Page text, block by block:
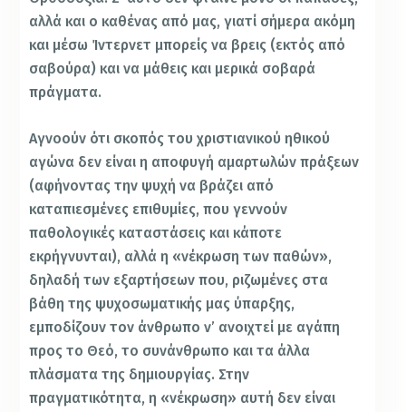
αλλά και ο καθένας από μας, γιατί σήμερα ακόμη
και μέσω Ίντερνετ μπορείς να βρεις (εκτός από
σαβούρα) και να μάθεις και μερικά σοβαρά
πράγματα.
Αγνοούν ότι σκοπός του χριστιανικού ηθικού
αγώνα δεν είναι η αποφυγή αμαρτωλών πράξεων
(αφήνοντας την ψυχή να βράζει από
καταπιεσμένες επιθυμίες, που γεννούν
παθολογικές καταστάσεις και κάποτε
εκρήγνυνται), αλλά η «νέκρωση των παθών»,
δηλαδή των εξαρτήσεων που, ριζωμένες στα
βάθη της ψυχοσωματικής μας ύπαρξης,
εμποδίζουν τον άνθρωπο ν’ ανοιχτεί με αγάπη
προς το Θεό, το συνάνθρωπο και τα άλλα
πλάσματα της δημιουργίας. Στην
πραγματικότητα, η «νέκρωση» αυτή δεν είναι